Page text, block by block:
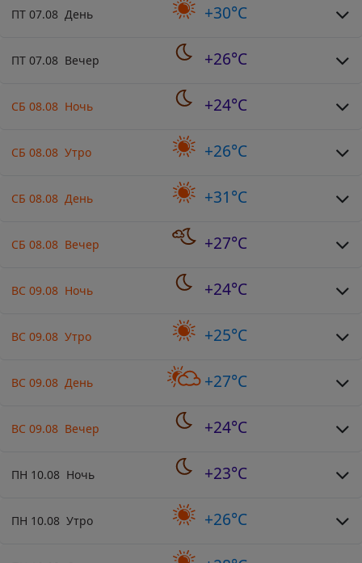
ПТ 07.08 День +30°C
ПТ 07.08 Вечер +26°C
СБ 08.08 Ночь +24°C
СБ 08.08 Утро +26°C
СБ 08.08 День +31°C
СБ 08.08 Вечер +27°C
ВС 09.08 Ночь +24°C
ВС 09.08 Утро +25°C
ВС 09.08 День +27°C
ВС 09.08 Вечер +24°C
ПН 10.08 Ночь +23°C
ПН 10.08 Утро +26°C